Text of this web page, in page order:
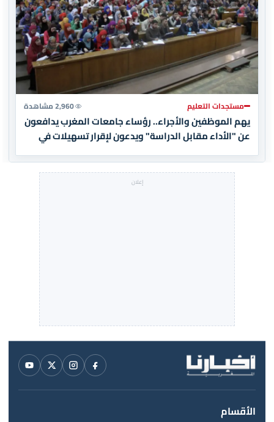
مستجدات التعليم 2,960 مشاهدة
يهم الموظفين والأجراء.. رؤساء جامعات المغرب يدافعون
عن "الأداء مقابل الدراسة" ويدعون لإقرار تسهيلات في
الأقسام